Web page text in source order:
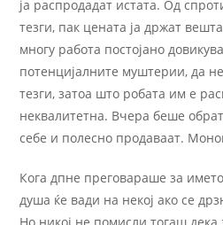
ја распродадат истата. Од
тезги, пак цената ја држат
многу работа постојано
потенцијалните муштерии, да
тезги, затоа што робата им е
неквалитетна. Вчера беше
себе и полесно продаваат.
Кога дпне преговараше за
душа ќе вади на некој ако се